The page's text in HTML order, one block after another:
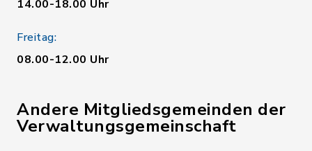
14.00-18.00 Uhr
Freitag:
08.00-12.00 Uhr
Andere Mitgliedsgemeinden der
Verwaltungsgemeinschaft